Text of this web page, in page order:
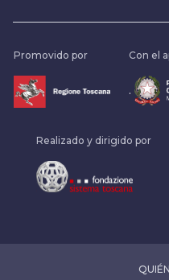
Promovido por Con el
.
Realizado y dirigido por